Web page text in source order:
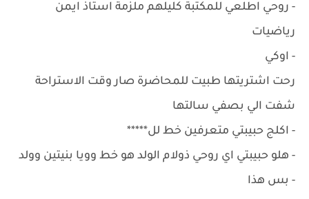
- روحي اطلعي للمكتبة كليلهم ملزمة استاذ ايمن
رياضيات
- اوكي
رحت اشتريتها طبيت للمحاضرة صار وقت الاستراحة
شفت الي بصفي سالتها
- اكلج حبيبتي متعرفين خط لل*****
- هلو حبيبتي اي روحي ذولام الولد هو خط وويا بنيتين وولد
- بس هذا